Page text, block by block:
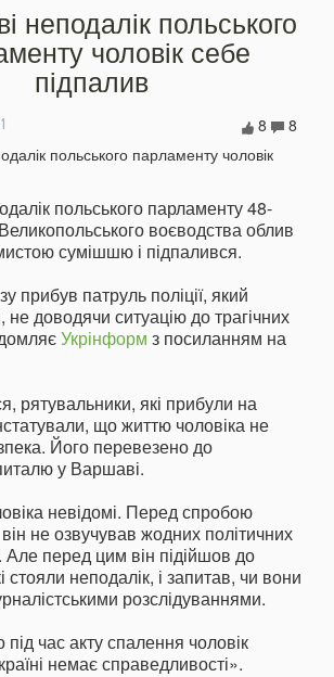
неподалік польського
чоловік себе
підпалив
8
8
польського парламенту 48-
воєводства облив
сумішшю і підпалився.
прибув патруль поліції, який
не доводячи ситуацію до трагічних
Укрінформ з посиланням на
рятувальники, які прибули на
що життю чоловіка не
Його перевезено до
у Варшаві.
невідомі. Перед спробою
не озвучував жодних політичних
Але перед цим він підійшов до
стояли неподалік, і запитав, чи вони
розслідуваннями.
час акту спалення чоловік
немає справедливості».